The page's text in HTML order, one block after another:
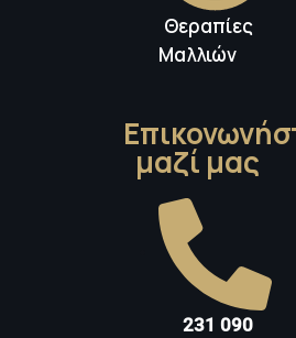
Θεραπίες
Μαλλιών
μαζί μας
231 090